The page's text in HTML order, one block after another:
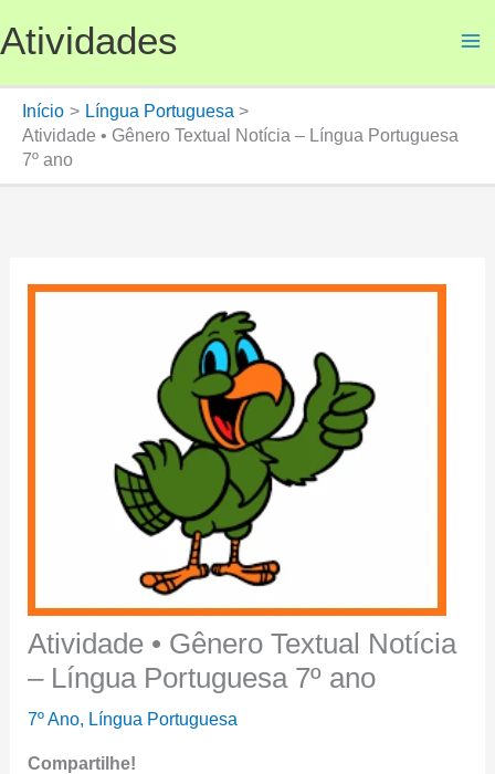
para
conteúdo
Atividades
Início
Língua Portuguesa
Atividade • Gênero Textual Notícia – Língua Portuguesa
7º ano
Atividade • Gênero Textual Notícia
– Língua Portuguesa 7º ano
7º Ano, Língua Portuguesa
Compartilhe!